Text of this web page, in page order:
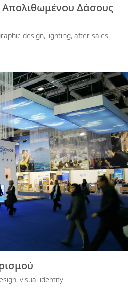
Απολιθωμένου Δάσους
design, lighting, after sales
visual identity